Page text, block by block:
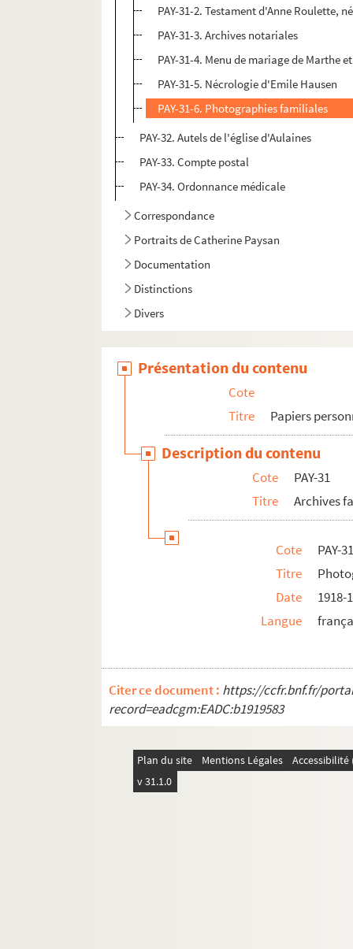
PAY-31-2. Testament d'Anne Roulette,
PAY-31-3. Archives notariales
PAY-31-4. Menu de mariage de Marthe
PAY-31-5. Nécrologie d'Emile Hausen
PAY-31-6. Photographies familiales
PAY-32. Autels de l'église d'Aulaines
PAY-33. Compte postal
PAY-34. Ordonnance médicale
Correspondance
Portraits de Catherine Paysan
Documentation
Distinctions
Divers
Présentation du contenu
Cote
Titre
Papiers
Description du contenu
Cote
PAY-31
Titre
Archives
Cote
PAY-
Titre
Date
1918-
Langue
Citer ce document : https://ccfr.bnf.fr/
record=eadcgm:EADC:b1919583
Plan du site Mentions Légales
v 31.1.0